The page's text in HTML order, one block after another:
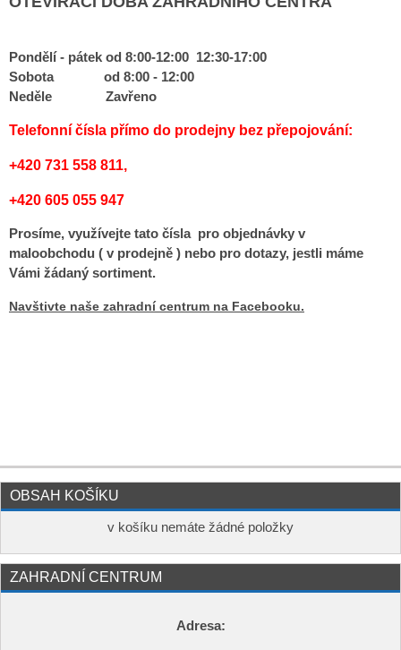
Pondělí - pátek od 8:00-12:00 12:30-17:00
Sobota od 8:00 - 12:00
Neděle Zavřeno
Telefonní čísla přímo do prodejny bez přepojování:
+420 731 558 811,
+420 605 055 947
Prosíme, využívejte tato čísla pro objednávky v
maloobchodu ( v prodejně ) nebo pro dotazy, jestli máme
Vámi žádaný sortiment.
Navštivte naše zahradní centrum na Facebooku.
OBSAH KOŠÍKU
v košíku nemáte žádné položky
ZAHRADNÍ CENTRUM
Adresa: